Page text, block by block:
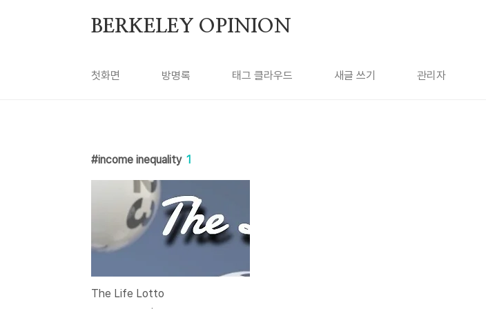
BERKELEY OPINION
첫화면 방명록 태그 클라우드 새글 쓰기 관리자
income inequality 1
The Life Lotto